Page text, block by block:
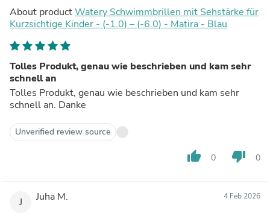
About productWatery Schwimmbrillen mit Sehstärke für
Kurzsichtige Kinder - (-1.0) – (-6.0) - Matira - Blau
Tolles Produkt, genau wie beschrieben und kam sehr
schnell an
Tolles Produkt, genau wie beschrieben und kam sehr
schnell an. Danke
Unverified review source
thumb_up 0 thumb_down 0
J Juha M. 4 Feb 2026